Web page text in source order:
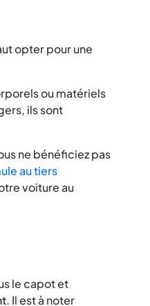
opter pour une
ou matériels
ils sont
ne bénéficiez pas
au tiers
voiture au
le capot et
. Il est à noter